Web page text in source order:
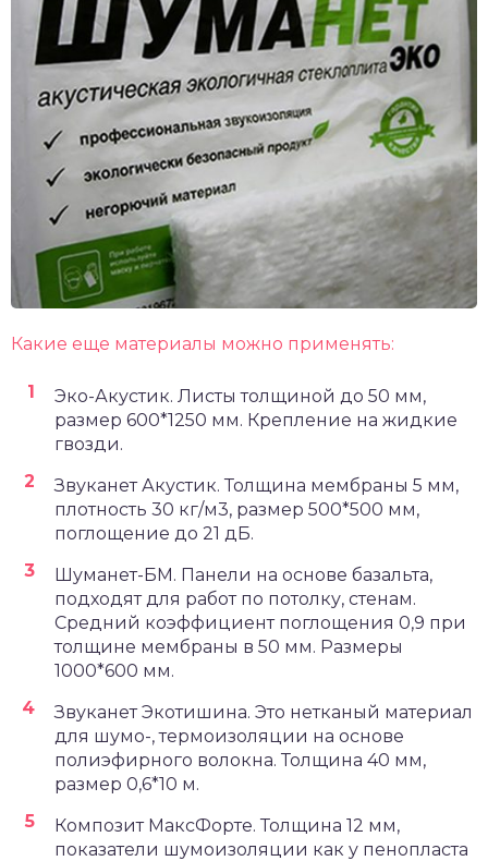
Какие еще материалы можно применять:
Эко-Акустик. Листы толщиной до 50 мм,
размер 600*1250 мм. Крепление на жидкие
гвозди.
Звуканет Акустик. Толщина мембраны 5 мм,
плотность 30 кг/м3, размер 500*500 мм,
поглощение до 21 дБ.
Шуманет-БМ. Панели на основе базальта,
подходят для работ по потолку, стенам.
Средний коэффициент поглощения 0,9 при
толщине мембраны в 50 мм. Размеры
1000*600 мм.
Звуканет Экотишина. Это нетканый материал
для шумо-, термоизоляции на основе
полиэфирного волокна. Толщина 40 мм,
размер 0,6*10 м.
Композит МаксФорте. Толщина 12 мм,
показатели шумоизоляции как у пенопласта